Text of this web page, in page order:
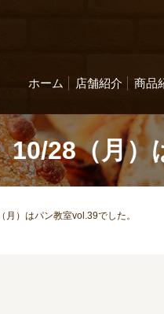
ホーム 店舗紹介 商品
10/28（月）
月）はパン教室vol.39でした。